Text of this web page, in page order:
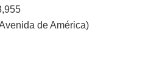
de América)